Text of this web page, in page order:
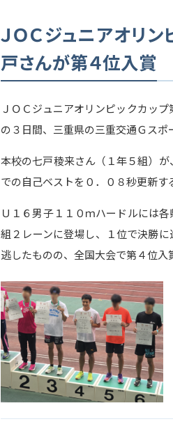
ＪＯＣジュニアオリ
戸さんが第４位入賞
ＪＯＣジュニアオリンピックカッ
の３日間、三重県の三重交通Ｇスポ
本校の七戸稜来さん（１年５組）
での自己ベストを０．０８秒更新す
Ｕ１６男子１１０ｍハードルには
組２レーンに登場し、１位で決勝
逃したものの、全国大会で第４位入